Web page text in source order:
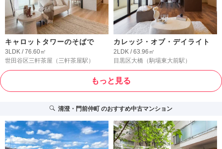
キャロットタワーのそばで
3LDK / 76.60㎡
世田谷区三軒茶屋 （三軒茶屋駅）
カレッジ・オブ・デイライト
2LDK / 63.96㎡
目黒区大橋 （駒場東大前駅）
もっと見る
清澄・門前仲町のおすすめ中古マンション